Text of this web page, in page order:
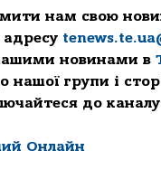
нам свою
новинами в
нашої групи і
до каналу
Онлайн